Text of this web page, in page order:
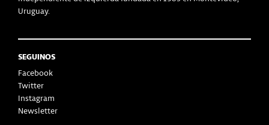
Uruguay.
SEGUINOS
Facebook
Twitter
Instagram
Newsletter